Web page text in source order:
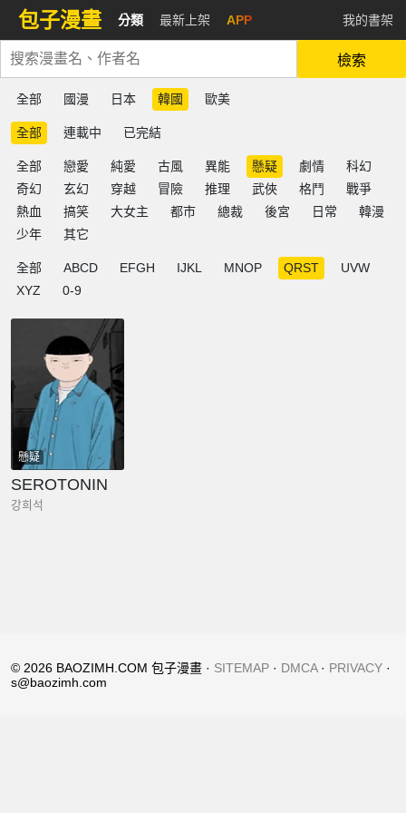
包子漫畫 分類 最新上架 APP 我的書架
檢索
全部 國漫 日本 韓國 歐美
全部 連載中 已完結
全部 戀愛 純愛 古風 異能 懸疑 劇情
科幻
奇幻
玄幻 穿越 冒險 推理 武俠 格鬥
戰爭
熱血
搞笑 大女主 都市 總裁 後宮 日常
韓漫
少年
其它
全部 ABCD EFGH IJKL MNOP QRST
UVW
XYZ
0-9
懸疑
SEROTONIN
강희석
© 2026 BAOZIMH.COM 包子漫畫 · SITEMAP · DMCA· PRIVACY ·
s@baozimh.com